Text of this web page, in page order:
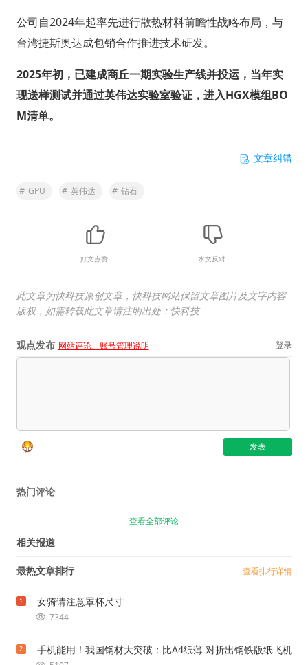
公司自2024年起率先进行散热材料前瞻性战略布局，与
台湾捷斯奥达成包销合作推进技术研发。
2025年初，已建成商丘一期实验生产线并投运，当年实
现送样测试并通过英伟达实验室验证，进入HGX模组BO
M清单。
文章纠错
# GPU # 英伟达 # 钻石
好文点赞 水文反对
此文章为快科技原创文章，快科技网站保留文章图片及文字内容
版权，如需转载此文章请注明出处：快科技
观点发布 网站评论、账号管理说明 登录
热门评论
查看全部评论
相关报道
最热文章排行 查看排行详情
1 女骑请注意罩杯尺寸
7344
2 手机能用！我国钢材大突破：比A4纸薄 对折出钢铁版纸飞机